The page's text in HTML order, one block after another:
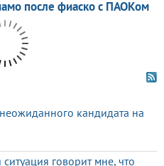
кандидата на
говорит мне, что